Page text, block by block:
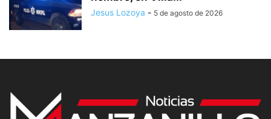
Jesus Lozoya - 5 de agosto de 2026